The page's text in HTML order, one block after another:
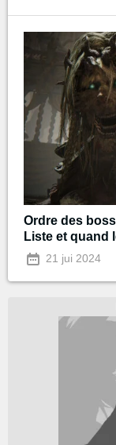
Ordre des
Liste et quand
21 jui 2024